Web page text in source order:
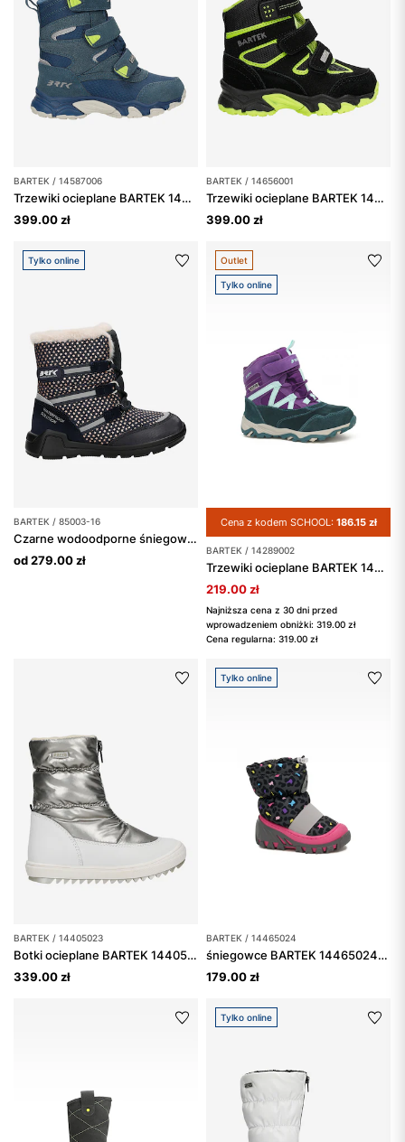
BARTEK / 14587006
Trzewiki ocieplane BARTEK 14587006, niebieski
399.00 zł
BARTEK / 14656001
Trzewiki ocieplane BARTEK 14656001, dla chłopców, czarno-zielony
399.00 zł
Tylko online
BARTEK / 85003-16
Czarne wodoodporne śniegowce z różowymi gwiazdkami BARTEK 85003-16
od 279.00 zł
Outlet
Tylko online
Cena z kodem SCHOOL: 186.15 zł
BARTEK / 14289002
Trzewiki ocieplane BARTEK 14289002, dla dziewcząt, fioletowy
219.00 zł
Najniższa cena z 30 dni przed
wprowadzeniem obniżki: 319.00 zł
Cena regularna: 319.00 zł
BARTEK / 14405023
Botki ocieplane BARTEK 14405023, dla dziewcząt, srebrno-biały
339.00 zł
Tylko online
BARTEK / 14465024
śniegowce BARTEK 14465024, dla dziewcząt, szary
179.00 zł
Tylko online